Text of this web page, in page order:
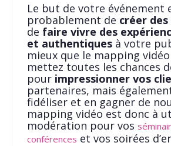
Le but de votre événement
probablement de créer
de faire vivre des
et authentiquesà votre
mieux que le mapping vidéo
mettez toutes les chances
pour impressionner vos
partenaires, mais
fidéliser et en gagner de
mapping vidéo est donc à
modération pour vos
conférences et vos soirées